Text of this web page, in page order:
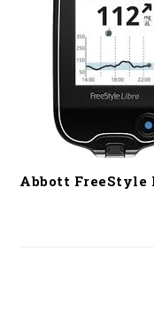
Abbott FreeStyle